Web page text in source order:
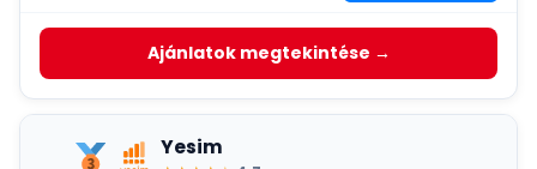
Ajánlatok megtekintése →
Yesim